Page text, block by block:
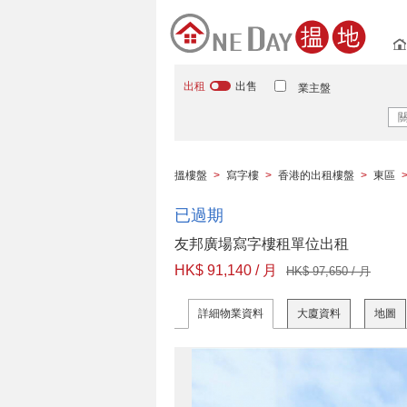
出租 出售 業主盤
搵樓盤 > 寫字樓 > 香港的出租樓盤 > 東區 >
已過期
友邦廣場寫字樓租單位出租
HK$ 91,140 / 月
HK$ 97,650 / 月
詳細物業資料 大廈資料 地圖